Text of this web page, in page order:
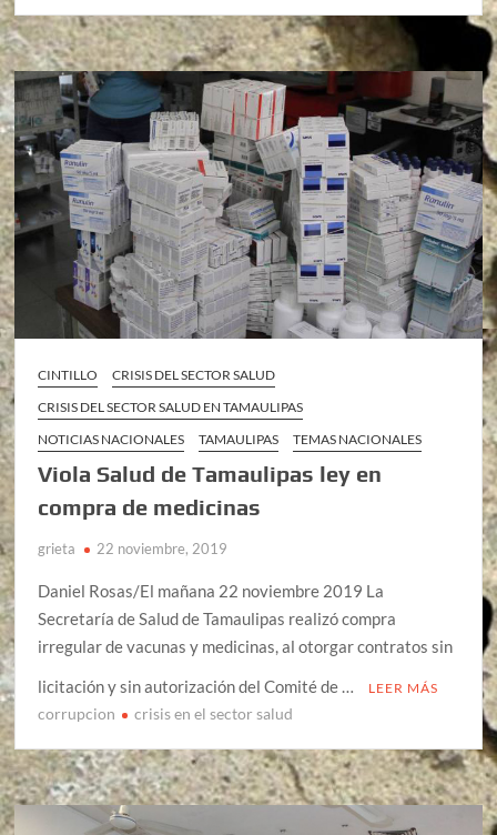
CINTILLO
CRISIS DEL SECTOR SALUD
CRISIS DEL SECTOR SALUD EN TAMAULIPAS
NOTICIAS NACIONALES
TAMAULIPAS TEMAS NACIONALES
Viola Salud de Tamaulipas ley en
compra de medicinas
grieta 22 noviembre, 2019
Daniel Rosas/El mañana 22 noviembre 2019 La
Secretaría de Salud de Tamaulipas realizó compra
irregular de vacunas y medicinas, al otorgar contratos sin
licitación y sin autorización del Comité de …
LEER MÁS
corrupcion crisis en el sector salud